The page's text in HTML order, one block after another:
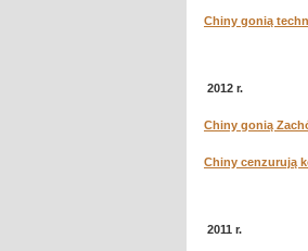
Chiny gonią
2012 r.
Chiny gonią
Chiny cenzurują
2011 r.